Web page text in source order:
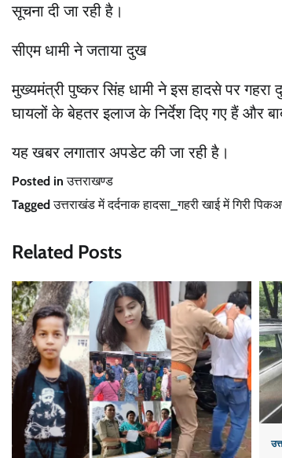
सूचना दी जा रही है।
सीएम धामी ने जताया दुख
मुख्यमंत्री पुष्कर सिंह धामी ने इस हादसे पर
घायलों के बेहतर इलाज के निर्देश दिए गए हैं और
यह खबर लगातार अपडेट की जा रही है।
Posted inउत्तराखण्ड
Taggedउत्तराखंड में दर्दनाक हादसा_गहरी खाई में गिरी
Related Posts